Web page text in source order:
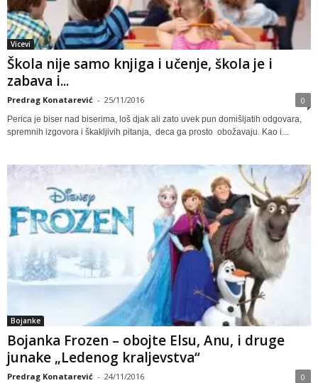
Vicevi
Škola nije samo knjiga i učenje, škola je i
zabava i...
Predrag Konatarević - 25/11/2016 0
Perica je biser nad biserima, loš djak ali zato uvek pun domišljatih odgovara,
spremnih izgovora i škakljivih pitanja, deca ga prosto obožavaju. Kao i...
Bojanke
Bojanka Frozen – obojte Elsu, Anu, i druge
junake „Ledenog kraljevstva“
Predrag Konatarević - 24/11/2016 0